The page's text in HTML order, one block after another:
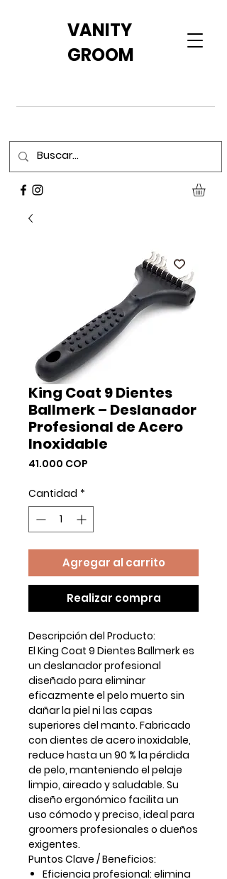
VANITY
GROOM
King Coat 9 Dientes
Ballmerk – Deslanador
Profesional de Acero
Inoxidable
41.000 COP
Cantidad *
Agregar al carrito
Realizar compra
Descripción del Producto:
El King Coat 9 Dientes Ballmerkes
un deslanador profesional
diseñado para eliminar
eficazmente el pelo muerto sin
dañar la piel ni las capas
superiores del manto. Fabricado
con dientes de acero inoxidable,
reduce hasta un 90 % la pérdida
de pelo, manteniendo el pelaje
limpio, aireado y saludable. Su
diseño ergonómico facilita un
uso cómodo y preciso, ideal para
groomers profesionales o dueños
exigentes.
Puntos Clave / Beneficios:
Eficiencia profesional: elimina